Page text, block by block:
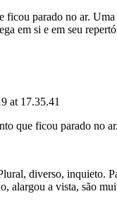
parado no ar.
em si e em seu
at 17.35.41
que ficou parado no
diverso, inquieto.
alargou a vista, são